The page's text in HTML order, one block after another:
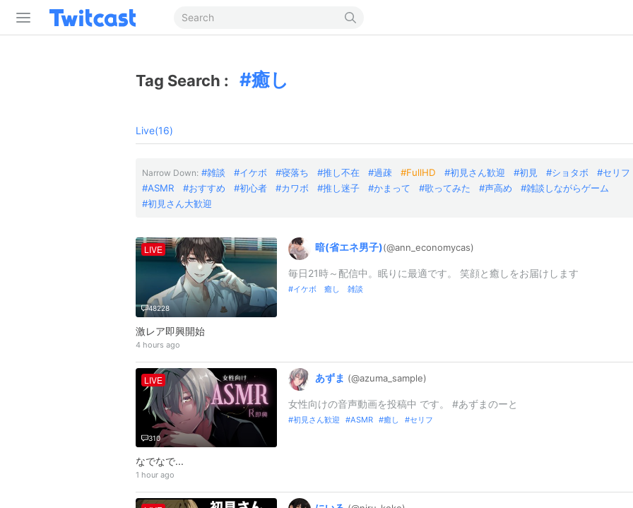
Tag Search : 癒し
Live(16)
Narrow Down: 雑談 イケボ 寝落ち 推し不在 過疎 FullHD 初見さん歓迎 初見 ショタボ
セリフ
ASMR
おすすめ 初心者 カワボ 推し迷子 かまって 歌ってみた 声高め
雑談しながらゲーム
初見さん大歓迎
LIVE
48228
激レア即興開始
4 hours ago
暗(省エネ男子)(@ann_ economycas)
毎日21時～配信中。眠りに最適です。 笑顔と癒しをお届けします
イケボ 癒し 雑談
LIVE
310
なでなで...
1 hour ago
あずま (@azuma_ sample)
女性向けの音声動画を投稿中 です。 #あずまのーと
初見さん歓迎 ASMR 癒し セリフ